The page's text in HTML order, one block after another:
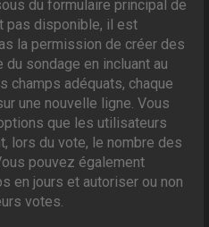
du formulaire principal de
pas disponible, il est
la permission de créer des
sondage en incluant au
champs adéquats, chaque
une nouvelle ligne. Vous
que les utilisateurs
lors du vote, le nombre des
pouvez également
en jours et autoriser ou non
votes.